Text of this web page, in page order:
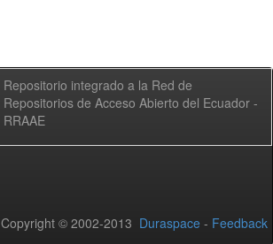
Repositorio integrado a la Red de
Repositorios de Acceso Abierto del Ecuador -
RRAAE
Copyright © 2002-2013 Duraspace - Feedback